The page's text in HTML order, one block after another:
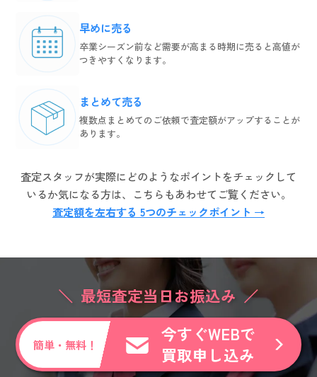
早めに売る
卒業シーズン前など需要が高まる時期に売ると高値が
つきやすくなります。
まとめて売る
複数点まとめてのご依頼で査定額がアップすることが
あります。
査定スタッフが実際にどのようなポイントをチェックして
いるか気になる方は、こちらもあわせてご覧ください。
査定額を左右する 5つのチェックポイント →
最短査定当日お振込み
簡単・無料！
今すぐWEBで
買取申し込み